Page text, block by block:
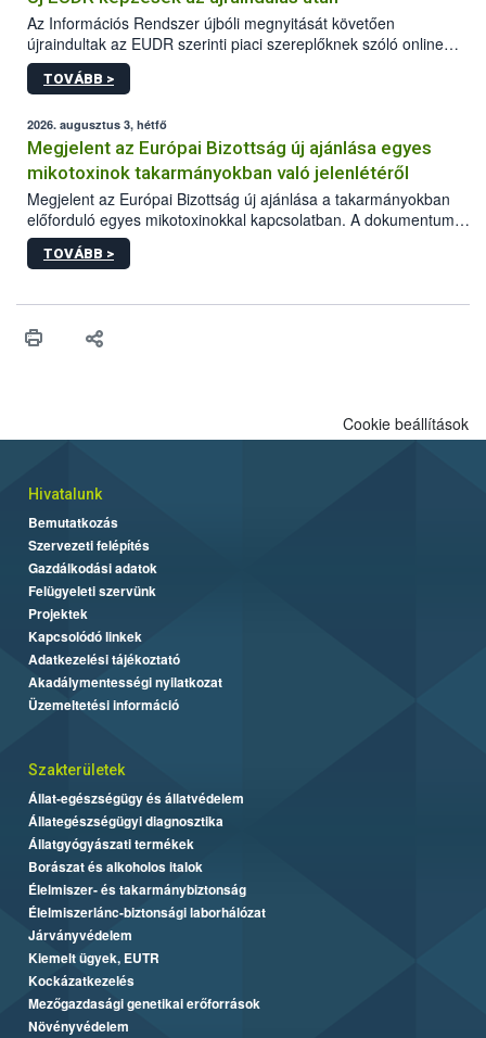
Az Információs Rendszer újbóli megnyitását követően
újraindultak az EUDR szerinti piaci szereplőknek szóló online
képzések.
TOVÁBB >
2026. augusztus 3, hétfő
Megjelent az Európai Bizottság új ajánlása egyes
mikotoxinok takarmányokban való jelenlétéről
Megjelent az Európai Bizottság új ajánlása a takarmányokban
előforduló egyes mikotoxinokkal kapcsolatban. A dokumentum
2027-től új irányértékek alkalmazását írja elő, és a jelenleg
hatályos uniós ajánlások helyébe lép.
TOVÁBB >
Cookie beállítások
Hivatalunk
Bemutatkozás
Szervezeti felépítés
Gazdálkodási adatok
Felügyeleti szervünk
Projektek
Kapcsolódó linkek
Adatkezelési tájékoztató
Akadálymentességi nyilatkozat
Üzemeltetési információ
Szakterületek
Állat-egészségügy és állatvédelem
Állategészségügyi diagnosztika
Állatgyógyászati termékek
Borászat és alkoholos italok
Élelmiszer- és takarmánybiztonság
Élelmiszerlánc-biztonsági laborhálózat
Járványvédelem
Kiemelt ügyek, EUTR
Kockázatkezelés
Mezőgazdasági genetikai erőforrások
Növényvédelem